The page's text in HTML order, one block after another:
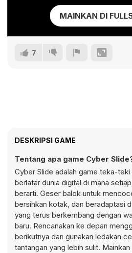
MAINKAN DI
7
DESKRIPSI GAME
Tentang apa game Cyber
Cyber Slide adalah game teka-
berlatar dunia digital di mana
berarti. Geser balok untuk
bersihkan kotak, dan beradaptasi
yang terus berkembang dengan
baru. Rencanakan ke depan
berikutnya dan gunakan ledakan
tantangan yang lebih sulit.